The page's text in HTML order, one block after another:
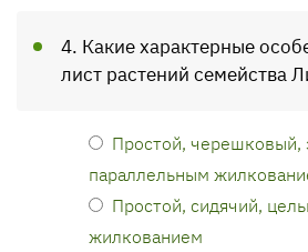
4. Какие характерные
лист растений семейства
Простой, черешковый,
параллельным
Простой, сидячий,
жилкованием